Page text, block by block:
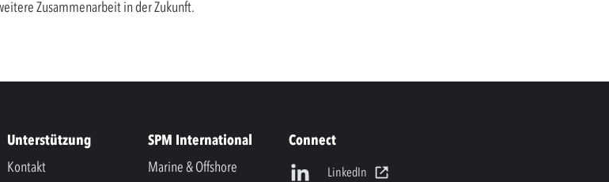
Zusammenarbeit in der Zukunft.
Unterstützung
Kontakt
SPM International
Marine & Offshore
Connect
LinkedIn